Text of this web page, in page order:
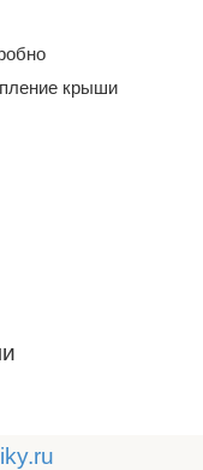
крыши